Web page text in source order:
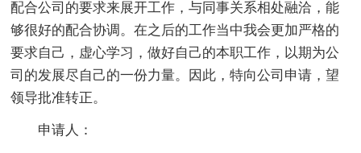
配合公司的要求来展开工作，与同事关系相处融洽，能
够很好的配合协调。在之后的工作当中我会更加严格的
要求自己，虚心学习，做好自己的本职工作，以期为公
司的发展尽自己的一份力量。因此，特向公司申请，望
领导批准转正。
申请人：